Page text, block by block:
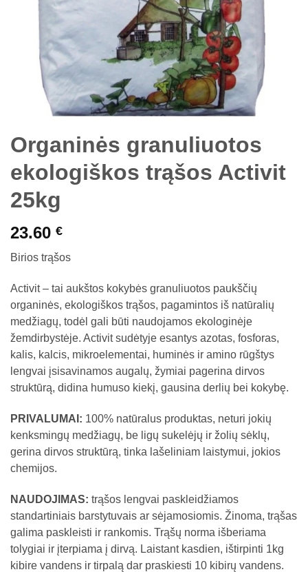
Organinės granuliuotos
ekologiškos trąšos Activit
25kg
23.60 €
Birios trąšos
Activit – tai aukštos kokybės granuliuotos paukščių
organinės, ekologiškos trąšos, pagamintos iš natūralių
medžiagų, todėl gali būti naudojamos ekologinėje
žemdirbystėje. Activit sudėtyje esantys azotas, fosforas,
kalis, kalcis, mikroelementai, huminės ir amino rūgštys
lengvai įsisavinamos augalų, žymiai pagerina dirvos
struktūrą, didina humuso kiekį, gausina derlių bei kokybę.
PRIVALUMAI: 100% natūralus produktas, neturi jokių
kenksmingų medžiagų, be ligų sukelėjų ir žolių sėklų,
gerina dirvos struktūrą, tinka lašeliniam laistymui, jokios
chemijos.
NAUDOJIMAS: trąšos lengvai paskleidžiamos
standartiniais barstytuvais ar sėjamosiomis. Žinoma, trąšas
galima paskleisti ir rankomis. Trąšų norma išberiama
tolygiai ir įterpiama į dirvą. Laistant kasdien, ištirpinti 1kg
kibire vandens ir tirpalą dar praskiesti 10 kibirų vandens.